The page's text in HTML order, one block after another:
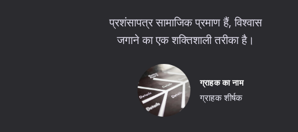
प्रशंसापत्र सामाजिक प्रमाण हैं, विश्वास
जगाने का एक शक्तिशाली तरीका है।
ग्राहक का नाम
ग्राहक शीर्षक